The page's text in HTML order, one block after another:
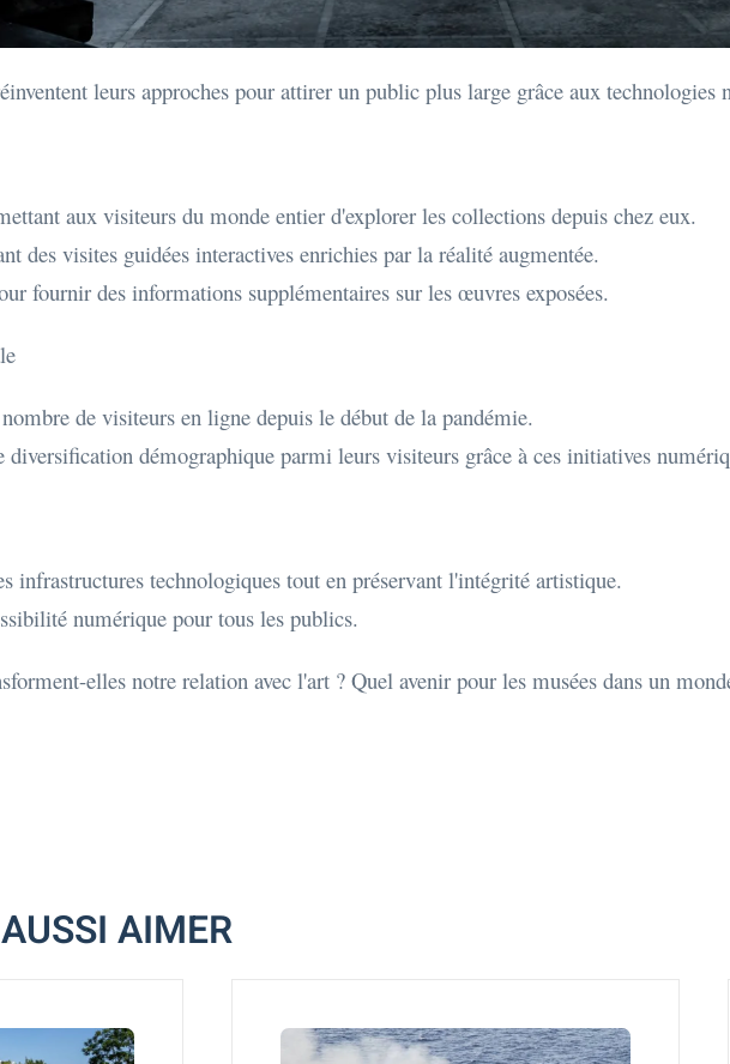
leurs approches pour attirer un public plus large grâce aux technologies
aux visiteurs du monde entier d'explorer les collections depuis chez eux.
des visites guidées interactives enrichies par la réalité augmentée.
fournir des informations supplémentaires sur les œuvres exposées.
de visiteurs en ligne depuis le début de la pandémie.
diversification démographique parmi leurs visiteurs grâce à ces initiatives
infrastructures technologiques tout en préservant l'intégrité artistique.
numérique pour tous les publics.
elles notre relation avec l'art ? Quel avenir pour les musées dans un
AIMER